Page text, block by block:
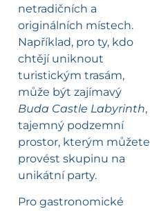
netradičních a
originálních místech.
Například, pro ty, kdo
chtějí uniknout
turistickým trasám,
může být zajímavý
Buda Castle Labyrinth,
tajemný podzemní
prostor, kterým můžete
provést skupinu na
unikátní party.
Pro gastronomické